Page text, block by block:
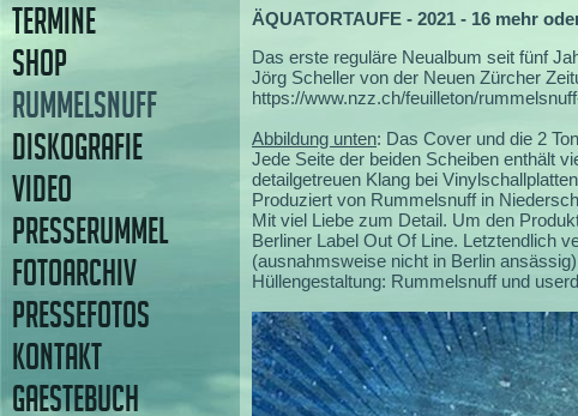
ÄQUATORTAUFE - 2021 - 16 mehr
Das erste reguläre Neualbum seit fünf
Jörg Scheller von der Neuen Zürcher
https://www.nzz.ch/feuilleton/
Abbildung unten: Das Cover und die 2
Jede Seite der beiden Scheiben enthält
detailgetreuen Klang bei
Produziert von Rummelsnuff in
Mit viel Liebe zum Detail. Um den
Berliner Label Out Of Line. Letztendlich
(ausnahmsweise nicht in Berlin ansässig)
Hüllengestaltung: Rummelsnuff und
TERMINE
SHOP
RUMMELSNUFF
DISKOGRAFIE
VIDEO
PRESSERUMMEL
FOTOARCHIV
PRESSEFOTOS
KONTAKT
GAESTEBUCH